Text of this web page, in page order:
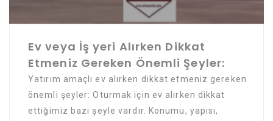
Ev veya İş yeri Alırken Dikkat
Etmeniz Gereken Önemli Şeyler:
Yatırım amaçlı ev alırken dikkat etmeniz gereken
önemli şeyler: Oturmak için ev alırken dikkat
ettiğimiz bazı şeyle vardır. Konumu, yapısı,